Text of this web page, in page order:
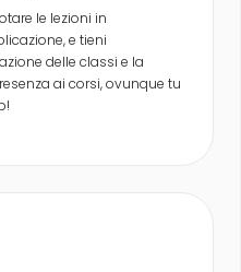
le lezioni in
e tieni
delle classi e la
ai corsi, ovunque tu